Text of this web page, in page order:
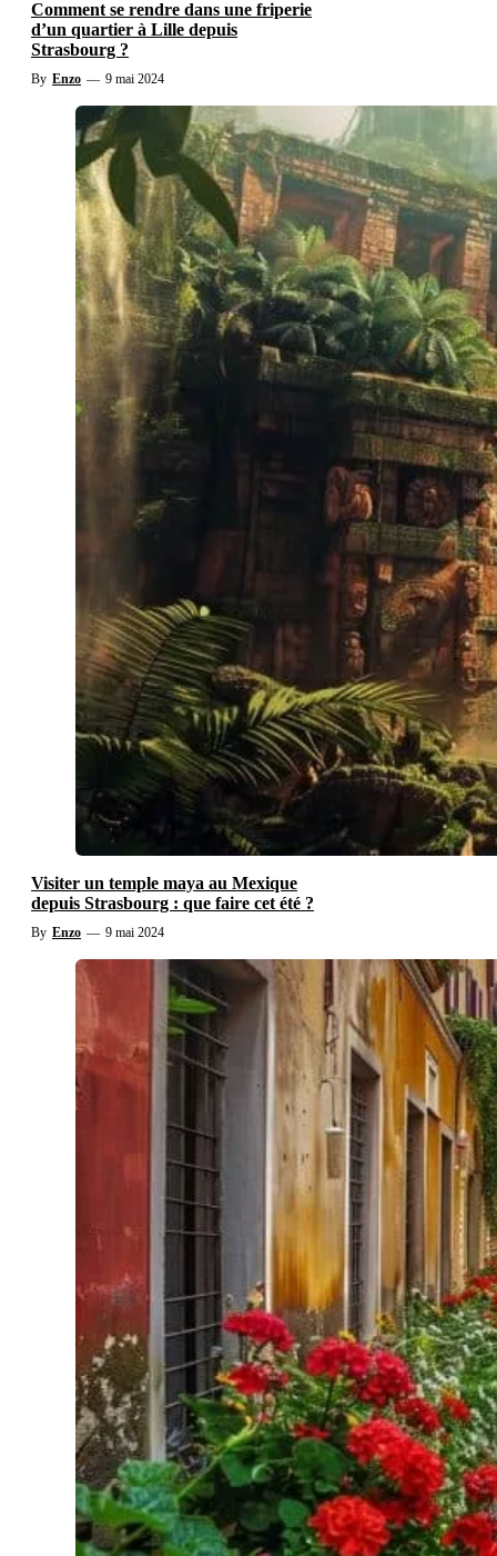
Comment se rendre dans une friperie
d’un quartier à Lille depuis
Strasbourg ?
By Enzo — 9 mai 2024
Visiter un temple maya au Mexique
depuis Strasbourg : que faire cet été ?
By Enzo — 9 mai 2024